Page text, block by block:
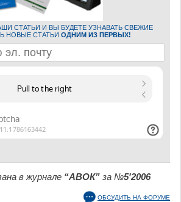
СТАТЬИ И ВЫ БУДЕТЕ УЗНАВАТЬ СВЕЖИЕ
НОВЫЕ СТАТЬИ ОДНИМ ИЗ ПЕРВЫХ!
в журнале “АВОК” за №5'2006
ОБСУДИТЬ НА ФОРУМЕ